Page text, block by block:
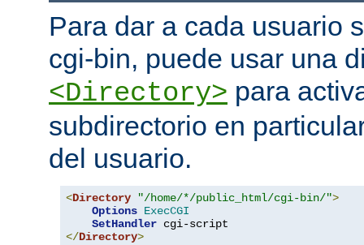
Para dar a cada usuario
cgi-bin, puede usar una
<Directory> para
subdirectorio en
del usuario.
<Directory "/home/*/public_html/cgi-bin/">
Options ExecCGI
SetHandler
</Directory>